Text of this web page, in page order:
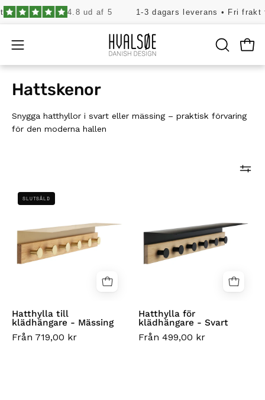
Hoppa
till
4.8 ud af 5 1-3 dagars leverans • Fri frakt
Öppna
navigeringsmenyn
ÖPPNA
SÖKFÄLT
Hattskenor
Snygga hatthyllor i svart eller mässing – praktisk förvaring
för den moderna hallen
klädhängare
-
Mässing
SLUTSÅLD
Hatthylla till
klädhängare - Mässing
Från 719,00 kr
klädhängare
-
Svart
Hatthylla för
klädhängare - Svart
Från 499,00 kr